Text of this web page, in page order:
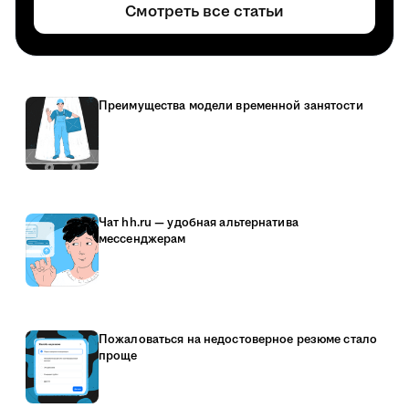
Смотреть все статьи
Преимущества модели временной занятости
Чат hh.ru — удобная альтернатива
мессенджерам
Пожаловаться на недостоверное резюме стало
проще